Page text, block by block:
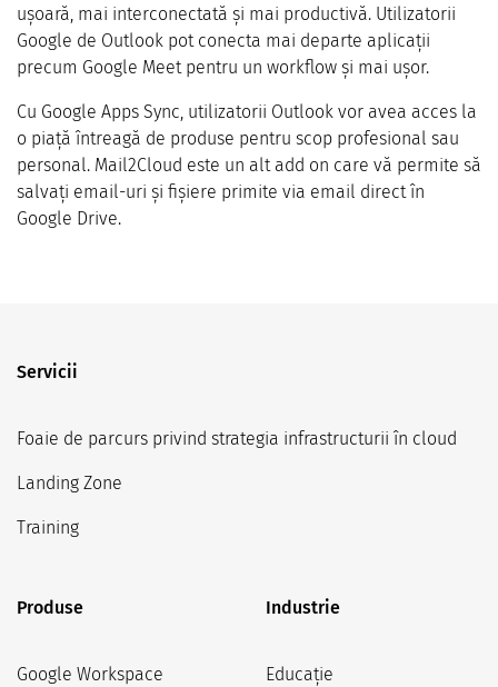
ușoară, mai interconectată și mai productivă. Utilizatorii
Google de Outlook pot conecta mai departe aplicații
precum Google Meet pentru un workflow și mai ușor.
Cu Google Apps Sync, utilizatorii Outlook vor avea acces la
o piață întreagă de produse pentru scop profesional sau
personal. Mail2Cloud este un alt add on care vă permite să
salvați email-uri și fișiere primite via email direct în
Google Drive.
Servicii
Foaie de parcurs privind strategia infrastructurii în cloud
Landing Zone
Training
Produse
Google Workspace
Industrie
Educație